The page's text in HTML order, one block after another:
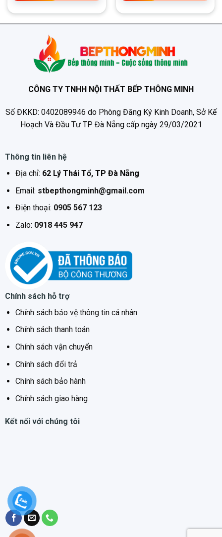
CÔNG TY TNHH NỘI THẤT BẾP THÔNG MINH
Số ĐKKD: 0402089946 do Phòng Đăng Ký Kinh Doanh, Sở Kế
Hoạch Và Đầu Tư TP Đà Nẵng cấp ngày 29/03/2021
Thông tin liên hệ
Địa chỉ: 62 Lý Thái Tổ, TP Đà Nẵng
Email: stbepthongminh@gmail.com
Điện thoại: 0905 567 123
Zalo: 0918 445 947
Chính sách hỗ trợ
Chính sách bảo vệ thông tin cá nhân
Chính sách thanh toán
Chính sách vận chuyển
Chính sách đổi trả
Chính sách bảo hành
Chính sách giao hàng
Kết nối với chúng tôi